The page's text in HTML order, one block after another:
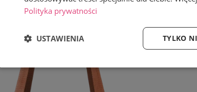
Polityka prywatności
TYLKO
USTAWIENIA